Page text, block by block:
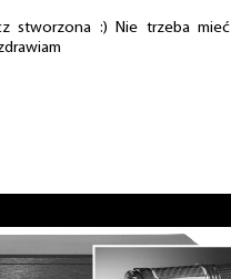
stworzona :) Nie trzeba mieć